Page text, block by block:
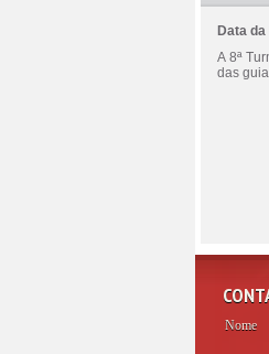
Data
A 8ª
das
Nome